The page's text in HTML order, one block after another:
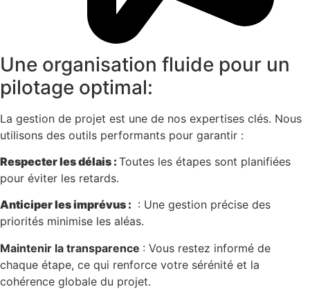
Une organisation fluide pour un
pilotage optimal:
La gestion de projet est une de nos expertises clés. Nous
utilisons des outils performants pour garantir :
Respecter les délais : Toutes les étapes sont planifiées
pour éviter les retards.
Anticiper les imprévus : : Une gestion précise des
priorités minimise les aléas.
Maintenir la transparence : Vous restez informé de
chaque étape, ce qui renforce votre sérénité et la
cohérence globale du projet.